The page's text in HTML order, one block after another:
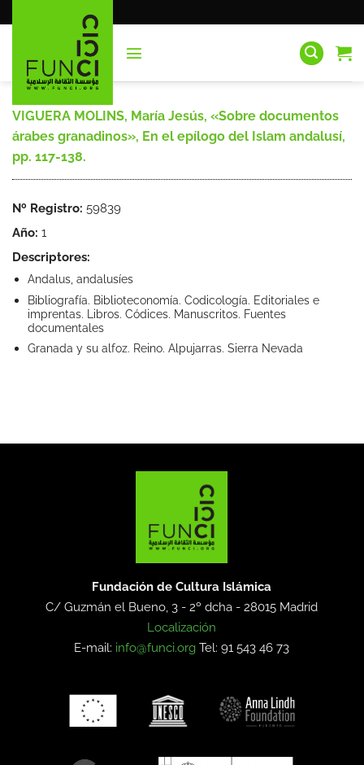
al
VIGUERA MOLINS, María Jesús, «Sobre documentos
árabes granadinos», En el epílogo del Islam andalusí,
pp. 117-138.
Nº Registro: 59839
Año: 1
Descriptores:
Andalus, andalusíes
Bibliografía. Biblioteconomía. Codicología. Editoriales e
imprentas. Libros. Códices. Manuscritos. Fuentes
documentales
Granada y su alfoz. Reino. Alpujarras. Sierra Nevada
Fundación de Cultura Islámica
C/ Guzmán el Bueno, 3 - 2º dcha -28015 Madrid
Localización
E-mail: info@funci.org Tel: 91 543 46 73